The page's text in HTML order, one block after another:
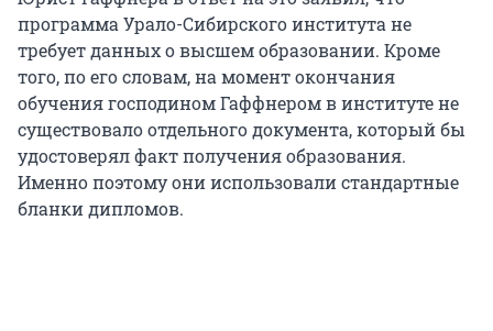
программа Урало-Сибирского института не
требует данных о высшем образовании. Кроме
того, по его словам, на момент окончания
обучения господином Гаффнером в институте не
существовало отдельного документа, который бы
удостоверял факт получения образования.
Именно поэтому они использовали стандартные
бланки дипломов.